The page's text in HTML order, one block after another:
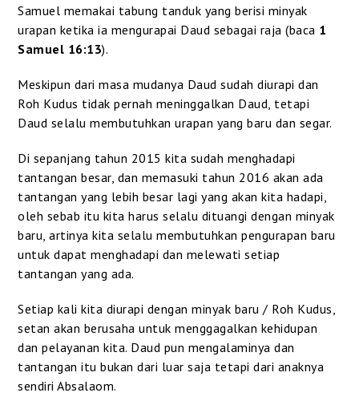
Samuel memakai tabung tanduk yang berisi minyak
urapan ketika ia mengurapai Daud sebagai raja (baca 1
Samuel 16:13).
Meskipun dari masa mudanya Daud sudah diurapi dan
Roh Kudus tidak pernah meninggalkan Daud, tetapi
Daud selalu membutuhkan urapan yang baru dan segar.
Di sepanjang tahun 2015 kita sudah menghadapi
tantangan besar, dan memasuki tahun 2016 akan ada
tantangan yang lebih besar lagi yang akan kita hadapi,
oleh sebab itu kita harus selalu dituangi dengan minyak
baru, artinya kita selalu membutuhkan pengurapan baru
untuk dapat menghadapi dan melewati setiap
tantangan yang ada.
Setiap kali kita diurapi dengan minyak baru / Roh Kudus,
setan akan berusaha untuk menggagalkan kehidupan
dan pelayanan kita. Daud pun mengalaminya dan
tantangan itu bukan dari luar saja tetapi dari anaknya
sendiri Absalaom.